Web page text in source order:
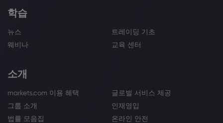
학습
뉴스
트레이딩 기초
웨비나
교육 센터
소개
markets.com 이용 혜택
글로벌 서비스 제공
그룹 소개
인재영입
법률 모음집
온라인 안전